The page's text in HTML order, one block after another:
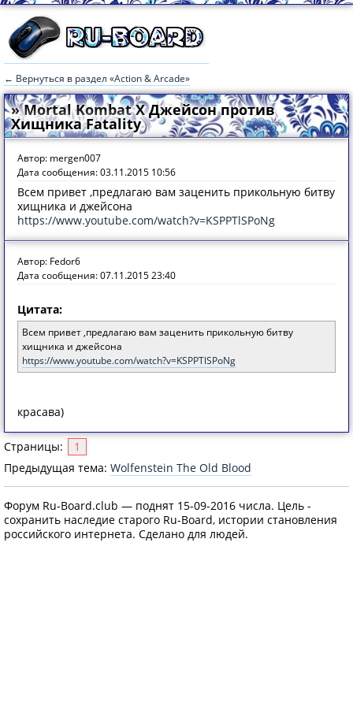
← Вернуться в раздел «Action & Arcade»
» Mortal Kombat X Джейсон против
Хищника Fatality
Автор: mergen007
Дата сообщения: 03.11.2015 10:56
Всем привет ,предлагаю вам заценить прикольную битву
хищника и джейсона
https://www.youtube.com/watch?v=KSPPTlSPoNg
Автор: Fedor6
Дата сообщения: 07.11.2015 23:40
Цитата:
Всем привет ,предлагаю вам заценить прикольную битву
хищника и джейсона
https://www.youtube.com/watch?v=KSPPTlSPoNg
красава)
Страницы:
1
Предыдущая тема: Wolfenstein The Old Blood
Форум Ru-Board.club — поднят 15-09-2016 числа. Цель -
сохранить наследие старого Ru-Board, истории становления
российского интернета. Сделано для людей.